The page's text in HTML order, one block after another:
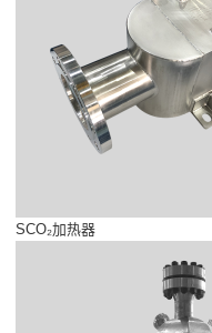
SCO₂加热器